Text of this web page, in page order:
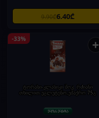
9.90₾6.40₾
-33% +
ტორასი-კლასიკი შოკ. რძიანი
თხილით უგლუტენო,უშაქრო 75გ